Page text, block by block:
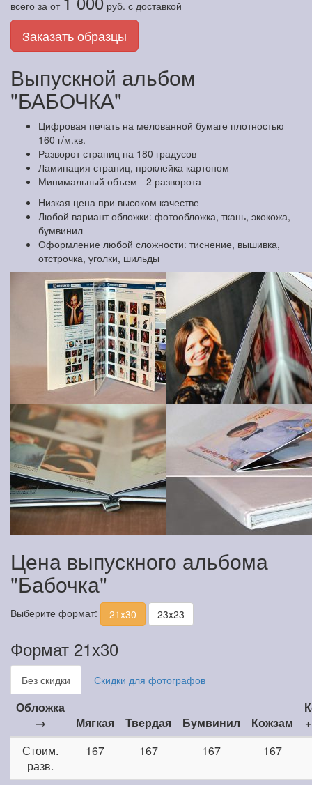
всего за от руб. с доставкой
Заказать образцы
Выпускной альбом
"БАБОЧКА"
Цифровая печать на мелованной бумаге плотностью
160 г/м.кв.
Разворот страниц на 180 градусов
Ламинация страниц, проклейка картоном
Минимальный объем - 2 разворота
Низкая цена при высоком качестве
Любой вариант обложки: фотообложка, ткань, экокожа,
бумвинил
Оформление любой сложности: тиснение, вышивка,
отстрочка, уголки, шильды
Цена выпускного альбома
"Бабочка"
Выберите формат: 21x30 23x23
Формат 21x30
Без скидки Скидки для фотографов
Обложка
→
Мягкая Твердая Бумвинил Кожзам
Стоим.
разв.
167 167 167 167